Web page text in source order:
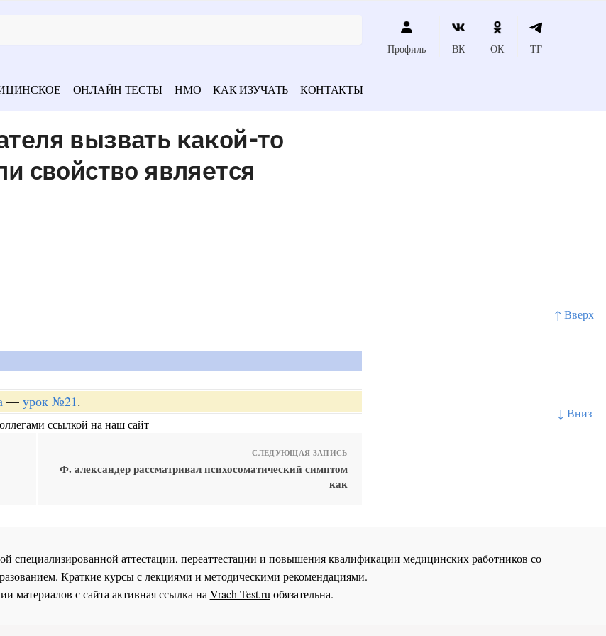
↑ Вверх
↓ Вниз
Профиль ВК ОК ТГ
ОНЛАЙН ТЕСТЫ НМО КАК ИЗУЧАТЬ КОНТАКТЫ
вызвать какой-то
свойство является
— урок №21.
ссылкой на наш сайт
СЛЕДУЮЩАЯ ЗАПИСЬ
Ф. александер рассматривал психосоматический симптом
как
специализированной аттестации, переаттестации и повышения квалификации медицинских работников со
Краткие курсы с лекциями и методическими рекомендациями.
материалов с сайта активная ссылка наVrach-Test.ruобязательна.